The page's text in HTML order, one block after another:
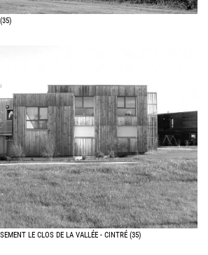
LE CLOS DE LA VALLÉE - CINTRÉ (35)